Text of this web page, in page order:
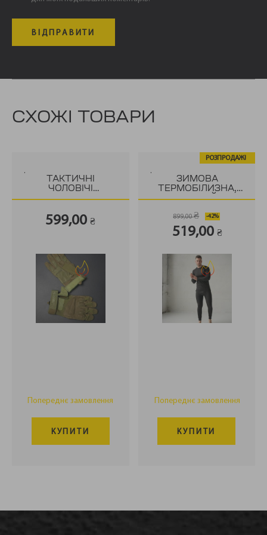
СХОЖІ ТОВАРИ
.
ТАКТИЧНІ
ЧОЛОВІЧІ
РУКАВИЦІ
599,00₴
Попереднє замовлення
КУПИТИ
РОЗПРОДАЖ!
.
ЗИМОВА
ТЕРМОБІЛИЗНА,
ЧОРНИЙ
899,00₴
Оригінальна
ціна:
519,00 ₴ціна:
Попереднє замовлення
КУПИТИ